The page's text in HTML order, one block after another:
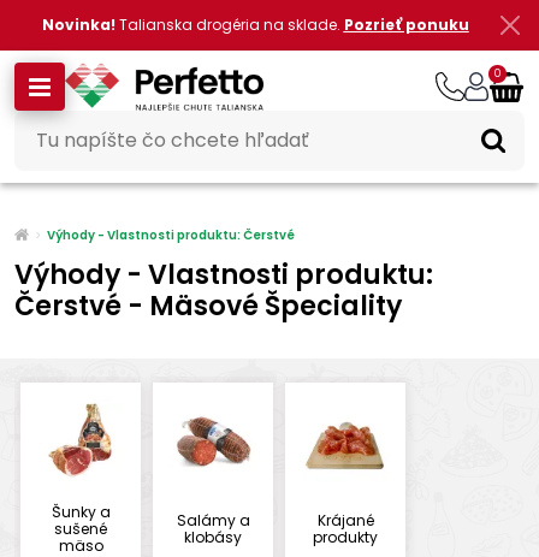
Novinka! Talianska drogéria na sklade. Pozrieť ponuku
0
Výhody - Vlastnosti produktu: Čerstvé
Výhody - Vlastnosti produktu:
Čerstvé - Mäsové Špeciality
Šunky a
sušené
mäso
Salámy a
klobásy
Krájané
produkty